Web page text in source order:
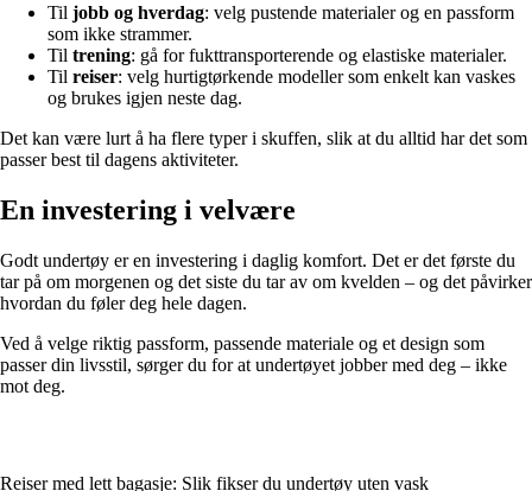
Til jobb og hverdag: velg pustende materialer og en passform
som ikke strammer.
Til trening: gå for fukttransporterende og elastiske materialer.
Til reiser: velg hurtigtørkende modeller som enkelt kan vaskes
og brukes igjen neste dag.
Det kan være lurt å ha flere typer i skuffen, slik at du alltid har det som
passer best til dagens aktiviteter.
En investering i velvære
Godt undertøy er en investering i daglig komfort. Det er det første du
tar på om morgenen og det siste du tar av om kvelden – og det påvirker
hvordan du føler deg hele dagen.
Ved å velge riktig passform, passende materiale og et design som
passer din livsstil, sørger du for at undertøyet jobber med deg – ikke
mot deg.
Reiser med lett bagasje: Slik fikser du undertøy uten vask